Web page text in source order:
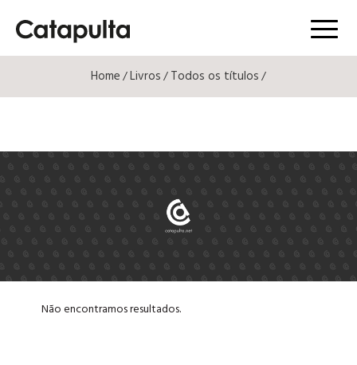
Menú
Home/Livros/Todos os títulos/
Não encontramos resultados.